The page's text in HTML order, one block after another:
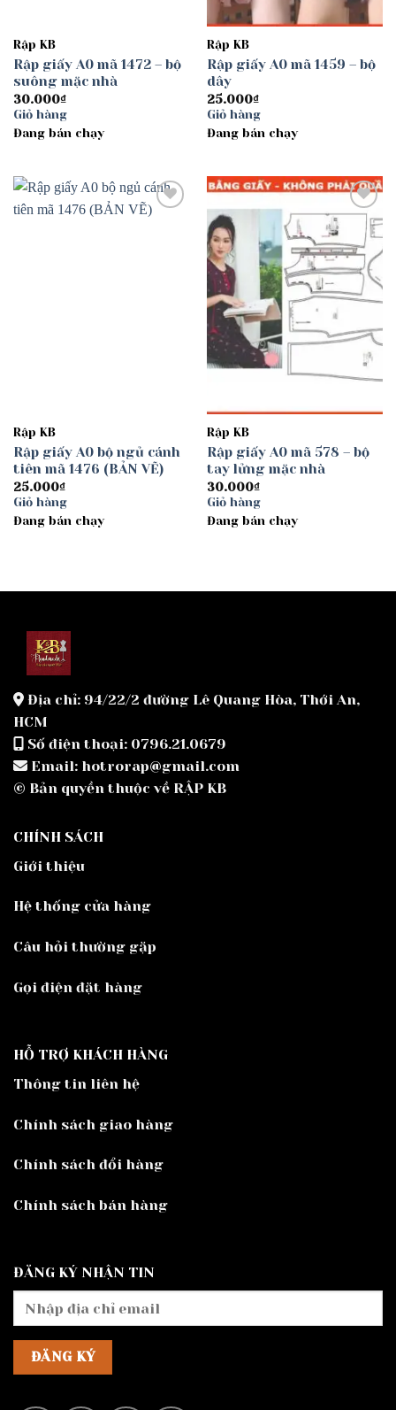
Rập KB
Rập giấy A0 mã 1472 – bộ
suông mặc nhà
30.000₫
Giỏ hàng
Đang bán chạy
Rập KB
Rập giấy A0 mã 1459 – bộ
dây
25.000₫
Giỏ hàng
Đang bán chạy
Add to
Rập KB
Rập giấy A0 bộ ngủ cánh
tiên mã 1476 (BẢN VẼ)
25.000₫
Giỏ hàng
Đang bán chạy
Add to
wishlist
Rập KB
Rập giấy A0 mã 578 – bộ
tay lửng mặc nhà
30.000₫
Giỏ hàng
Đang bán chạy
Địa chỉ: 94/22/2 đường Lê Quang Hòa, Thới An,
HCM
Số điện thoại: 0796.21.0679
Email: hotrorap@gmail.com
© Bản quyền thuộc về RẬP KB
CHÍNH SÁCH
Giới thiệu
Hệ thống cửa hàng
Câu hỏi thường gặp
Gọi điện đặt hàng
HỖ TRỢ KHÁCH HÀNG
Thông tin liên hệ
Chính sách giao hàng
Chính sách đổi hàng
Chính sách bán hàng
ĐĂNG KÝ NHẬN TIN